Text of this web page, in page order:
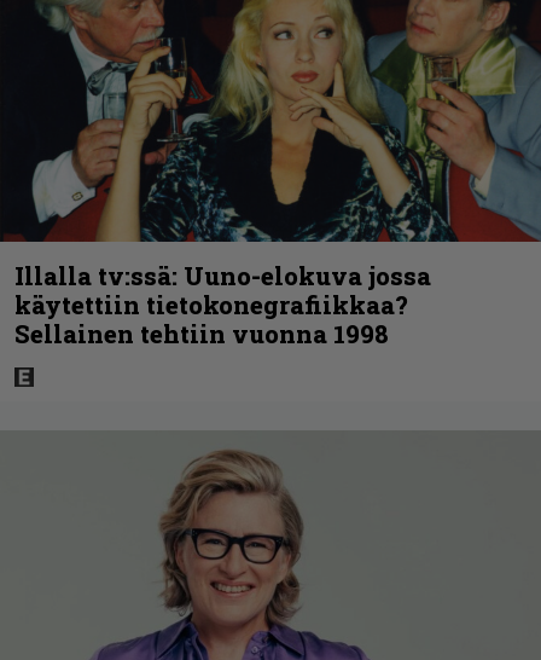
Illalla tv:ssä: Uuno-elokuva jossa
käytettiin tietokonegrafiikkaa?
Sellainen tehtiin vuonna 1998